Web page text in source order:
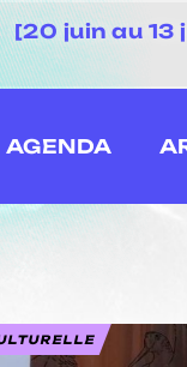
[20 juin au
AGENDA